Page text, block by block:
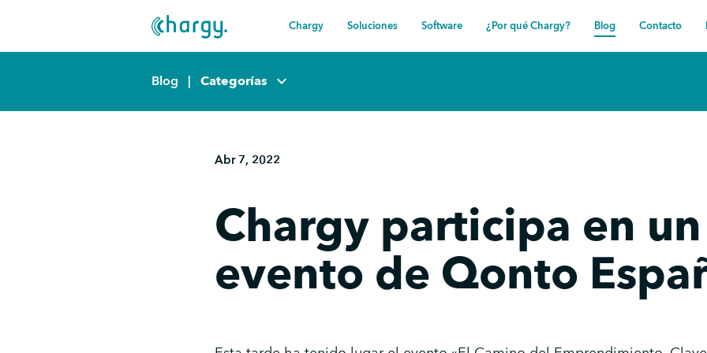
Chargy Soluciones Software ¿Por qué Chargy? Blog Contacto
Blog | Categorías keyboard_arrow_down
Abr 7, 2022
Chargy participa en un
evento de Qonto